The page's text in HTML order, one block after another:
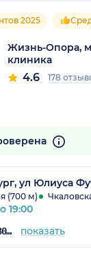
2025
Жизнь-Опора,
клиника
4.6 178
ул Юлиуса
(700 м)
19:00
+7 (343) 293-30-62 показать